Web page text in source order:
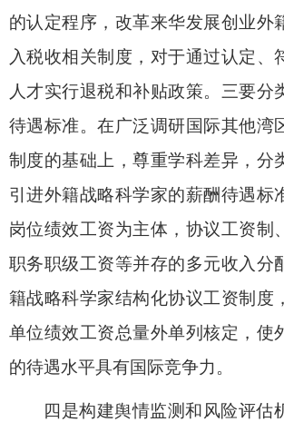
的认定程序，改革来华发展创业外
入税收相关制度，对于通过认定、
人才实行退税和补贴政策。三要分
待遇标准。在广泛调研国际其他湾
制度的基础上，尊重学科差异，分
引进外籍战略科学家的薪酬待遇标
岗位绩效工资为主体，协议工资制
职务职级工资等并存的多元收入分
籍战略科学家结构化协议工资制度
单位绩效工资总量外单列核定，使
的待遇水平具有国际竞争力。
四是构建舆情监测和风险评估